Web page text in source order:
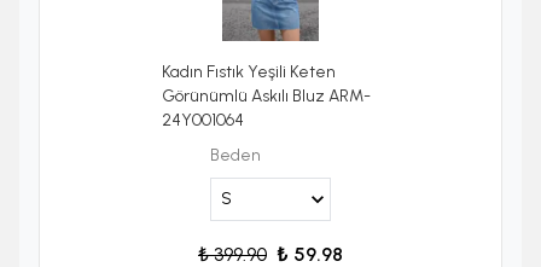
Kadın Fıstık Yeşili Keten
Görünümlü Askılı Bluz ARM-
24Y001064
Beden
₺ 399.90 ₺ 59.98